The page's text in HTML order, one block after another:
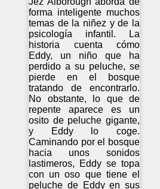
forma inteligente muchos
temas de la niñez y de la
psicología infantil. La
historia cuenta cómo
Eddy, un niño que ha
perdido a su peluche, se
pierde en el bosque
tratando de encontrarlo.
No obstante, lo que de
repente aparece es un
osito de peluche gigante,
y Eddy lo coge.
Caminando por el bosque
hacia unos sonidos
lastimeros, Eddy se topa
con un oso que tiene el
peluche de Eddy en sus